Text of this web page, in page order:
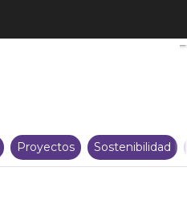
del sector telco
Proyectos Sostenibilidad